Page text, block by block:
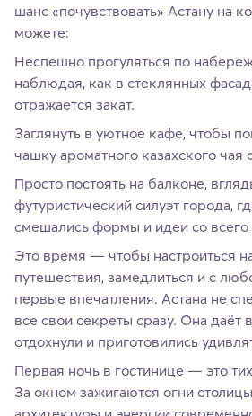
шанс «почувствовать» Астану на
можете:
Неспешно прогуляться по
наблюдая, как в стеклянных
отражается закат.
Заглянуть в уютное кафе, чтобы
чашку ароматного казахского чая
Просто постоять на балконе,
футуристический силуэт города,
смешались формы и идеи со всего
Это время — чтобы настроиться
путешествия, замедлиться и с
первые впечатления. Астана не
все свои секреты сразу. Она даёт
отдохнули и приготовились
Первая ночь в гостинице — это
За окном зажигаются огни